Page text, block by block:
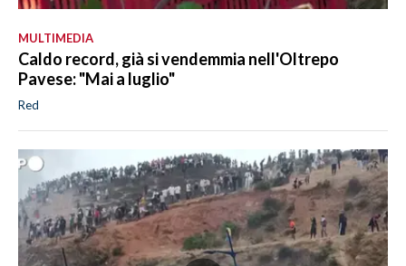
MULTIMEDIA
Caldo record, già si vendemmia nell'Oltrepo
Pavese: "Mai a luglio"
Red